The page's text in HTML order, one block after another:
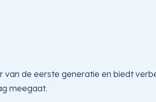
van de eerste generatie en biedt
meegaat.